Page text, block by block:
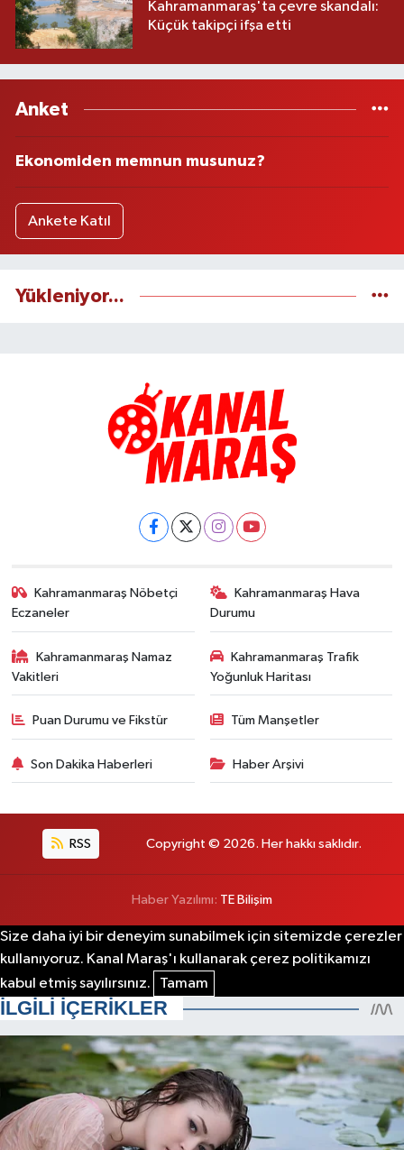
Kahramanmaraş'ta çevre skandalı:
Küçük takipçi ifşa etti
Anket
Ekonomiden memnun musunuz?
Ankete Katıl
Yükleniyor...
Kahramanmaraş Nöbetçi
Eczaneler
Kahramanmaraş Hava
Durumu
Kahramanmaraş Namaz
Vakitleri
Kahramanmaraş Trafik
Yoğunluk Haritası
Puan Durumu ve Fikstür Tüm Manşetler
Son Dakika Haberleri Haber Arşivi
RSS Copyright © 2026. Her hakkı saklıdır.
Haber Yazılımı: TE Bilişim
Size daha iyi bir deneyim sunabilmek için sitemizde çerezler
kullanıyoruz. Kanal Maraş'ı kullanarak çerez politikamızı
kabul etmiş sayılırsınız.
Tamam